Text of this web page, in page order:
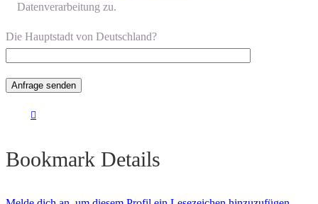
Datenverarbeitung zu.
Die Hauptstadt von Deutschland?
Bookmark Details